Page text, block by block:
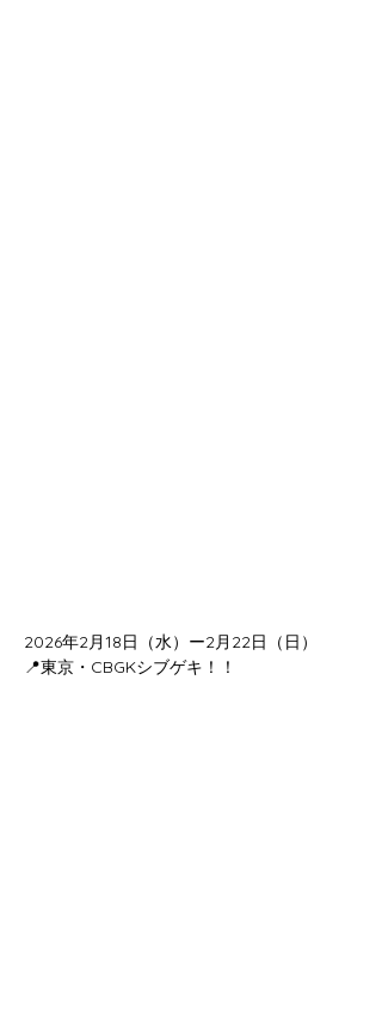
2026年2月18日（水）ー2月22日（日）
📍東京・CBGKシブゲキ！！